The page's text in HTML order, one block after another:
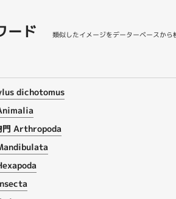
ード 類似したイメージをデーターベースから
dichotomus
門 Arthropoda